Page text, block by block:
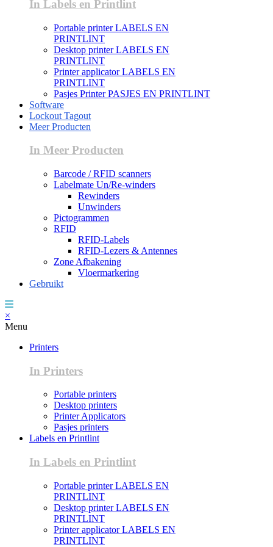
In Labels en Printlint
Portable printer LABELS EN
PRINTLINT
Desktop printer LABELS EN
PRINTLINT
Printer applicator LABELS EN
PRINTLINT
Pasjes Printer PASJES EN PRINTLINT
Software
Lockout Tagout
Meer Producten
In Meer Producten
Barcode / RFID scanners
Labelmate Un/Re-winders
Rewinders
Unwinders
Pictogrammen
RFID
RFID-Labels
RFID-Lezers & Antennes
Zone Afbakening
Vloermarkering
Gebruikt
×
Menu
Printers
In Printers
Portable printers
Desktop printers
Printer Applicators
Pasjes printers
Labels en Printlint
In Labels en Printlint
Portable printer LABELS EN
PRINTLINT
Desktop printer LABELS EN
PRINTLINT
Printer applicator LABELS EN
PRINTLINT